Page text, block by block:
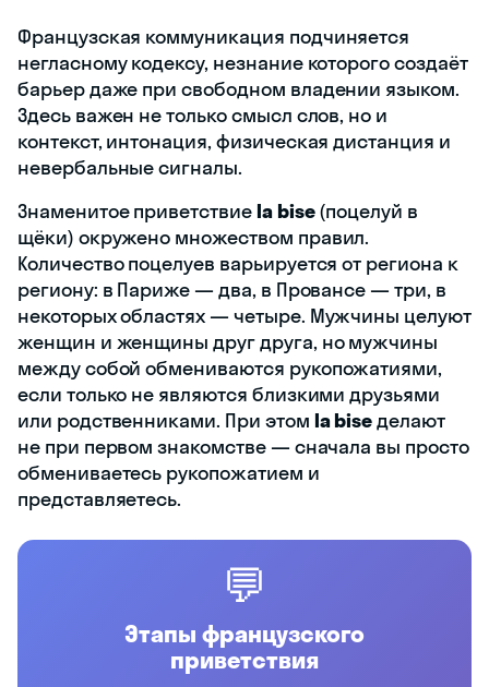
Французская коммуникация подчиняется
негласному кодексу, незнание которого создаёт
барьер даже при свободном владении языком.
Здесь важен не только смысл слов, но и
контекст, интонация, физическая дистанция и
невербальные сигналы.
Знаменитое приветствиеla bise(поцелуй в
щёки) окружено множеством правил.
Количество поцелуев варьируется от региона к
региону: в Париже — два, в Провансе — три, в
некоторых областях — четыре. Мужчины целуют
женщин и женщины друг друга, но мужчины
между собой обмениваются рукопожатиями,
если только не являются близкими друзьями
или родственниками. При этом la biseделают
не при первом знакомстве — сначала вы просто
обмениваетесь рукопожатием и
представляетесь.
💬
Этапы французского
приветствия